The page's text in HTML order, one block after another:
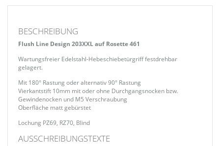
BESCHREIBUNG
Flush Line Design 203XXL auf Rosette 461
Wartungsfreier Edelstahl-Hebeschiebetürgriff festdrehbar
gelagert.
Mit 180° Rastung oder alternativ 90° Rastung
Vierkantstift 10mm mit oder ohne Durchgangsnocken bzw.
Gewindenocken und M5 Verschraubung
Oberfläche matt gebürstet
Lochung PZ69, RZ70, Blind
AUSSCHREIBUNGSTEXTE